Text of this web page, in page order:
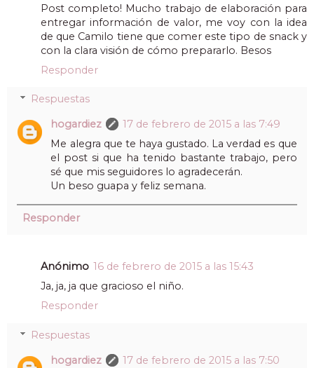
Post completo! Mucho trabajo de elaboración para
entregar información de valor, me voy con la idea
de que Camilo tiene que comer este tipo de snack y
con la clara visión de cómo prepararlo. Besos
Responder
Respuestas
hogardiez
17 de febrero de 2015 a las 7:49
Me alegra que te haya gustado. La verdad es que
el post si que ha tenido bastante trabajo, pero
sé que mis seguidores lo agradecerán.
Un beso guapa y feliz semana.
Responder
Anónimo 16 de febrero de 2015 a las 15:43
Ja, ja, ja que gracioso el niño.
Responder
Respuestas
hogardiez
17 de febrero de 2015 a las 7:50